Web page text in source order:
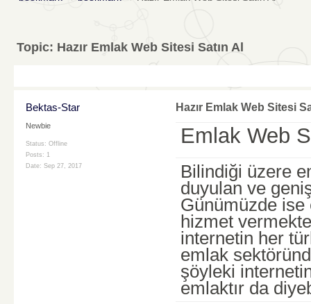
Topic: Hazır Emlak Web Sitesi Satın Al
Bektas-Star
Newbie
Status: Offline
Posts: 1
Date: Sep 27, 2017
Hazır Emlak Web Sitesi
Emlak Web
Bilindiği üzere
duyulan ve
Günümüzde
hizmet
internetin her
emlak
şöyleki
emlaktır da